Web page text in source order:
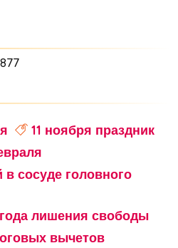
11 ноября праздник
в сосуде головного
лишения свободы
вычетов